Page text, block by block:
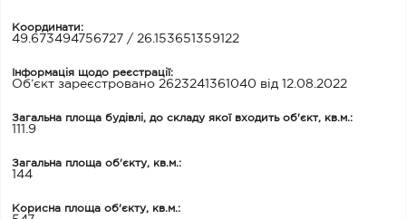
Координати:
49.673494756727 / 26.153651359122
Інформація щодо реєстрації:
Об’єкт зареєстровано 2623241361040 від 12.08.2022
Загальна площа будівлі, до складу якої входить об'єкт, кв.м.:
111.9
Загальна площа об'єкту, кв.м.:
144
Корисна площа об'єкту, кв.м.: